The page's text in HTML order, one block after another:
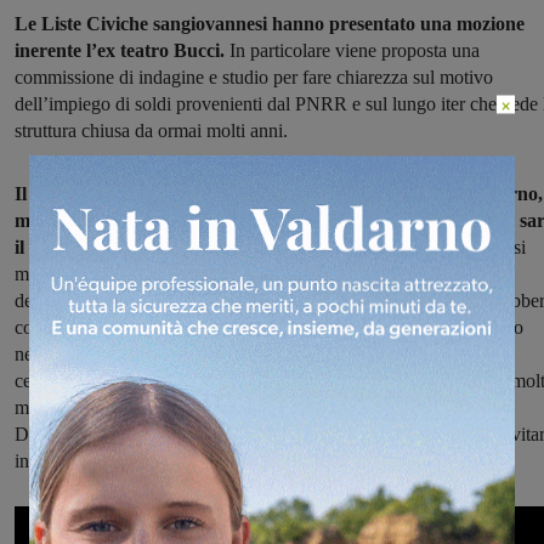
Le Liste Civiche sangiovannesi hanno presentato una mozione
inerente l’ex teatro Bucci. In particolare viene proposta una
commissione di indagine e studio per fare chiarezza sul motivo
dell’impiego di soldi provenienti dal PNRR e sul lungo iter che vede
struttura chiusa da ormai molti anni.
Il PNRR ha stanziato, per il Comune di San Giovanni
milioni di euro per terminare la ristrutturazione di quello che
il Teatro Comunale, l’ex Bucci.Le Liste civiche sangiovannesi si
mostrano scettiche, come spiega Claudio Lalli in rappresentanza
dell’insieme delle liste: “Riteniamo che utilizzare fondi che
consentire occasioni di sviluppo e ripartenza per pareggiare il buco
nell’ormai annoso progetto dell’Ex Bucci sia una scelta miope. È
certamente vero che di “buchi” amministrativi in città ce ne sono
ma non possiamo lasciarci andare al tanto peggio tanto meglio.
Dobbiamo invece provare ad approfondire quanto successo per
in futuro il ripetersi di autentici disastri amministrativi.”
×